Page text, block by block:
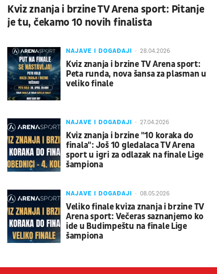
Kviz znanja i brzine TV Arena sport: Pitanje
je tu, čekamo 10 novih finalista
NAJAVE I DOGAĐAJI 28.04.2026
Kviz znanja i brzine TV Arena sport:
Peta runda, nova šansa za plasman u
veliko finale
NAJAVE I DOGAĐAJI 27.04.2026
Kviz znanja i brzine "10 koraka do
finala": Još 10 gledalaca TV Arena
sport u igri za odlazak na finale Lige
šampiona
NAJAVE I DOGAĐAJI 08.05.2026
Veliko finale kviza znanja i brzine TV
Arena sport: Večeras saznanjemo ko
ide u Budimpeštu na finale Lige
šampiona